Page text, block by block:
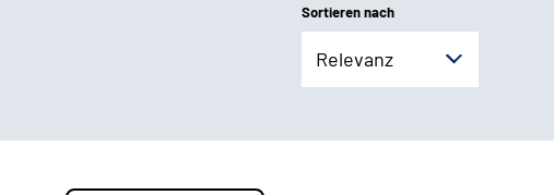
Sortieren nach
Relevanz